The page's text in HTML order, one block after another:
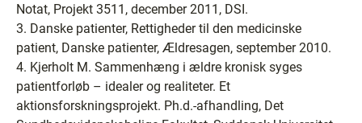
Notat, Projekt 3511, december 2011, DSI.
3. Danske patienter, Rettigheder til den medicinske
patient, Danske patienter, Ældresagen, september 2010.
4. Kjerholt M. Sammenhæng i ældre kronisk syges
patientforløb – idealer og realiteter. Et
aktionsforskningsprojekt. Ph.d.-afhandling, Det